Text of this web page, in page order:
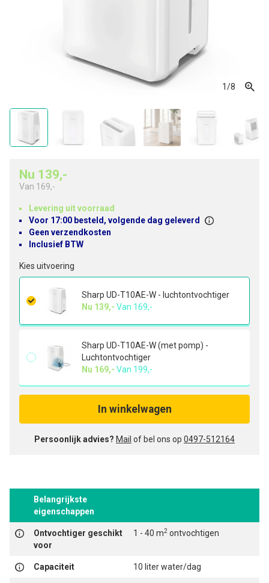
1/8
Nu 139,-
Van 169,-
Levering uit voorraad
Voor 17:00 besteld, volgende dag geleverd
Geen verzendkosten
Inclusief BTW
Kies uitvoering
Sharp UD-T10AE-W - luchtontvochtiger
Nu 139,- Van 169,-
Sharp UD-T10AE-W (met pomp) -
Luchtontvochtiger
Nu 169,- Van 199,-
In winkelwagen
Persoonlijk advies? Mail of bel ons op 0497-512164
Belangrijkste
eigenschappen
Ontvochtiger geschikt
voor
1 - 40 m2 ontvochtigen
Capaciteit 10 liter water/dag